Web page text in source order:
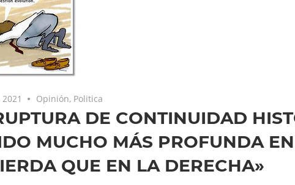
Opinión, Politica
DE CONTINUIDAD
MUCHO MÁS PROFUNDA
QUE EN LA DERECHA»